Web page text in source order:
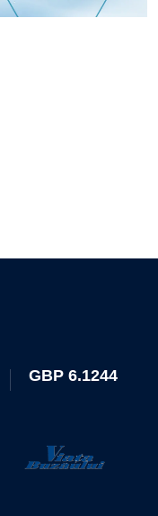
GBP 6.1244